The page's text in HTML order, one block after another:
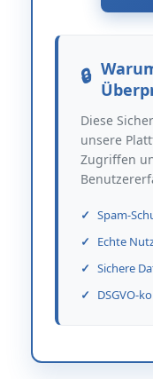
Diese
unsere
Zugriffen
Spam-
Echte
Sichere
DSGVO-